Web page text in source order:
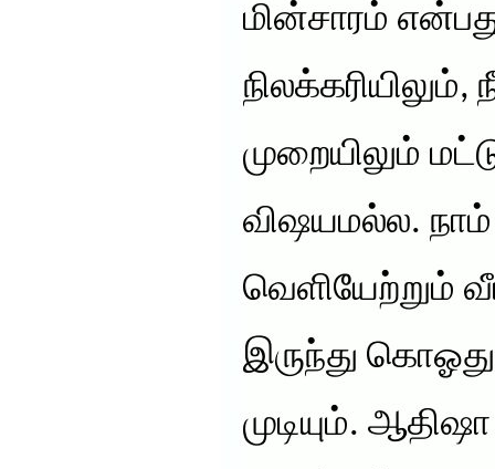
மின்சாரம்
நிலக்கரியிலும்,
முறையிலும்
விஷயமல்ல.
வெளியேற்றும்
இருந்து
முடியும்.